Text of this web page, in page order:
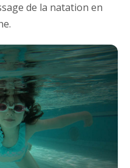
de la natation en